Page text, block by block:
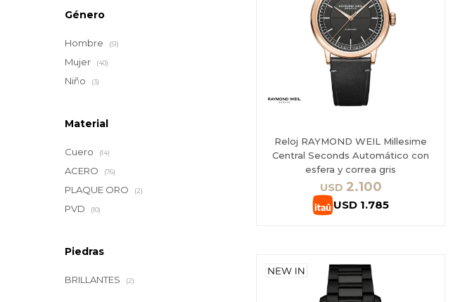
Reloj RAYMOND WEIL Millesime
Central Seconds Automático con
esfera y correa gris
USD 2.100
USD 1.785
Género
Hombre (51)
Mujer (40)
Niño (3)
Material
Cuero (14)
ACERO (76)
PLAQUE ORO (2)
PVD (10)
Piedras
BRILLANTES (2)